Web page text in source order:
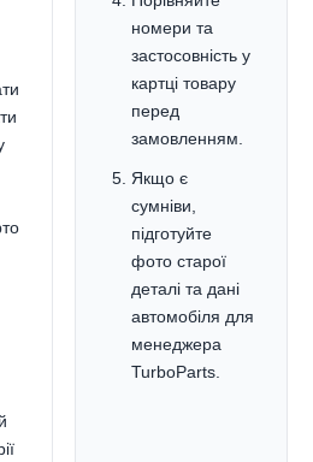
номери та
застосовність у
картці товару
перед
замовленням.
Якщо є
сумніви,
підготуйте
фото старої
деталі та дані
автомобіля для
менеджера
TurboParts.